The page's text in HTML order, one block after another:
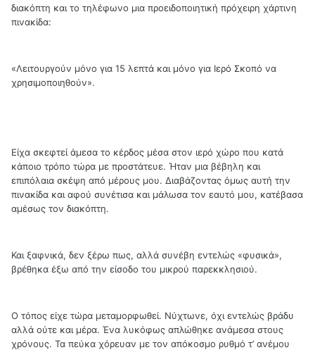
διακόπτη και το τηλέφωνο μια προειδοποιητική πρόχειρη χάρτινη
πινακίδα:
«Λειτουργούν μόνο για 15 λεπτά και μόνο για Ιερό Σκοπό να
χρησιμοποιηθούν».
Είχα σκεφτεί άμεσα το κέρδος μέσα στον ιερό χώρο που κατά
κάποιο τρόπο τώρα με προστάτευε. Ήταν μια βέβηλη και
επιπόλαια σκέψη από μέρους μου. Διαβάζοντας όμως αυτή την
πινακίδα και αφού συνέτισα και μάλωσα τον εαυτό μου, κατέβασα
αμέσως τον διακόπτη.
Και ξαφνικά, δεν ξέρω πως, αλλά συνέβη εντελώς «φυσικά»,
βρέθηκα έξω από την είσοδο του μικρού παρεκκλησιού.
Ο τόπος είχε τώρα μεταμορφωθεί. Νύχτωνε, όχι εντελώς βράδυ
αλλά ούτε και μέρα. Ένα λυκόφως απλώθηκε ανάμεσα στους
χρόνους. Τα πεύκα χόρευαν με τον απόκοσμο ρυθμό τ’ ανέμου